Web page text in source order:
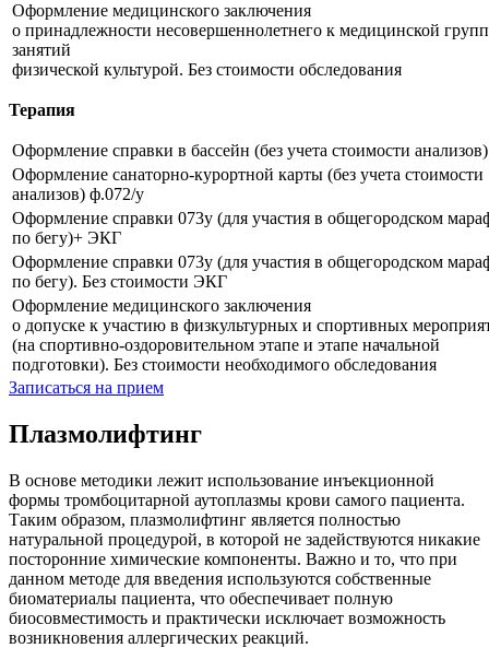
Оформление медицинского заключения
о принадлежности несовершеннолетнего к медицинской
занятий
физической культурой. Без стоимости обследования
Терапия
Оформление справки в бассейн (без учета стоимости анализов)
Оформление санаторно-курортной карты (без учета стоимости
анализов) ф.072/у
Оформление справки 073у (для участия в общегородском
по бегу)+ ЭКГ
Оформление справки 073у (для участия в общегородском
по бегу). Без стоимости ЭКГ
Оформление медицинского заключения
о допуске к участию в физкультурных и спортивных
(на спортивно-оздоровительном этапе и этапе начальной
подготовки). Без стоимости необходимого обследования
Записаться на прием
Плазмолифтинг
В основе методики лежит использование инъекционной
формы тромбоцитарной аутоплазмы крови самого пациента.
Таким образом, плазмолифтинг является полностью
натуральной процедурой, в которой не задействуются никакие
посторонние химические компоненты. Важно и то, что при
данном методе для введения используются собственные
биоматериалы пациента, что обеспечивает полную
биосовместимость и практически исключает возможность
возникновения аллергических реакций.